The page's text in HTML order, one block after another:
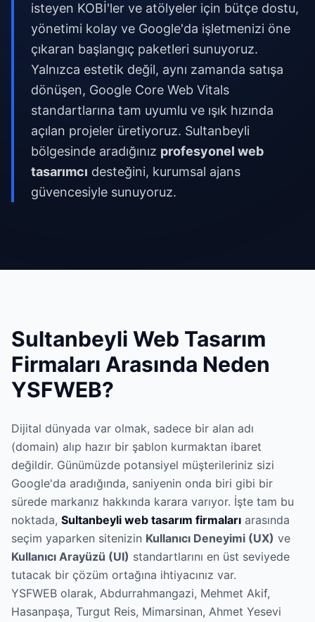
isteyen KOBİ'ler ve atölyeler için bütçe dostu,
yönetimi kolay ve Google'da işletmenizi öne
çıkaran başlangıç paketleri sunuyoruz.
Yalnızca estetik değil, aynı zamanda satışa
dönüşen, Google Core Web Vitals
standartlarına tam uyumlu ve ışık hızında
açılan projeler üretiyoruz. Sultanbeyli
bölgesinde aradığınız profesyonel web
tasarımcı desteğini, kurumsal ajans
güvencesiyle sunuyoruz.
Sultanbeyli Web Tasarım
Firmaları Arasında Neden
YSFWEB?
Dijital dünyada var olmak, sadece bir alan adı
(domain) alıp hazır bir şablon kurmaktan ibaret
değildir. Günümüzde potansiyel müşterileriniz sizi
Google'da aradığında, saniyenin onda biri gibi bir
sürede markanız hakkında karara varıyor. İşte tam bu
noktada, Sultanbeyli web tasarım firmaları arasında
seçim yaparken sitenizin Kullanıcı Deneyimi (UX) ve
Kullanıcı Arayüzü (UI) standartlarını en üst seviyede
tutacak bir çözüm ortağına ihtiyacınız var.
YSFWEB olarak, Abdurrahmangazi, Mehmet Akif,
Hasanpaşa, Turgut Reis, Mimarsinan, Ahmet Yesevi